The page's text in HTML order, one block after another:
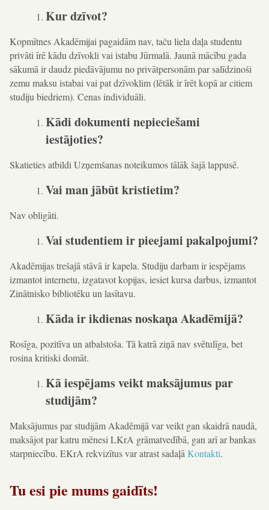
Kur dzīvot?
Kopmītnes Akadēmijai pagaidām nav, taču liela daļa studentu
privāti īrē kādu dzīvokli vai istabu Jūrmalā. Jaunā mācību gada
sākumā ir daudz piedāvājumu no privātpersonām par salīdzinoši
zemu maksu istabai vai pat dzīvoklim (lētāk ir īrēt kopā ar citiem
studiju biedriem). Cenas individuāli.
Kādi dokumenti nepieciešami
iestājoties?
Skatieties atbildi Uzņemšanas noteikumos tālāk šajā lappusē.
Vai man jābūt kristietim?
Nav obligāti.
Vai studentiem ir pieejami pakalpojumi?
Akadēmijas trešajā stāvā ir kapela. Studiju darbam ir iespējams
izmantot internetu, izgatavot kopijas, iesiet kursa darbus, izmantot
Zinātnisko bibliotēku un lasītavu.
Kāda ir ikdienas noskaņa Akadēmijā?
Rosīga, pozitīva un atbalstoša. Tā katrā ziņā nav svētulīga, bet
rosina kritiski domāt.
Kā iespējams veikt maksājumus par
studijām?
Maksājumus par studijām Akadēmijā var veikt gan skaidrā naudā,
maksājot par katru mēnesi LKrA grāmatvedībā, gan arī ar bankas
starpniecību. EKrA rekvizītus var atrast sadaļā Kontakti.
Tu esi pie mums gaidīts!